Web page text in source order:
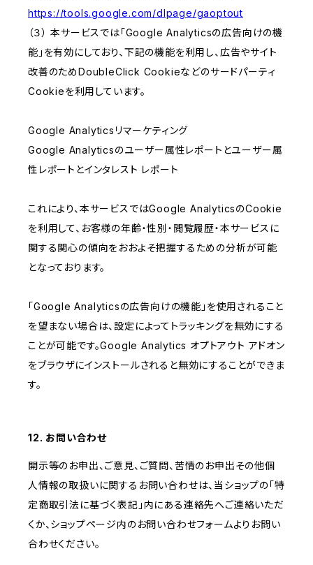
https://tools.google.com/dlpage/gaoptout
（３） 本サービスでは「Google Analyticsの広告向けの機
能」を有効にしており、下記の機能を利用し、広告やサイト
改善のためDoubleClick Cookieなどのサードパーティ
Cookieを利用しています。
Google Analyticsリマーケティング
Google Analyticsのユーザー属性レポートとユーザー属
性レポートとインタレスト レポート
これにより、本サービスではGoogle AnalyticsのCookie
を利用して、お客様の年齢・性別・閲覧履歴・本サービスに
関する関心の傾向をおおよそ把握するための分析が可能
となっております。
「Google Analyticsの広告向けの機能」を使用されること
を望まない場合は、設定によってトラッキングを無効にする
ことが可能です。Google Analytics オプトアウト アドオン
をブラウザにインストールされると無効にすることができま
す。
12. お問い合わせ
開示等のお申出、ご意見、ご質問、苦情のお申出その他個
人情報の取扱いに関するお問い合わせは、当ショップの「特
定商取引法に基づく表記」内にある連絡先へご連絡いただ
くか、ショップページ内のお問い合わせフォームよりお問い
合わせください。